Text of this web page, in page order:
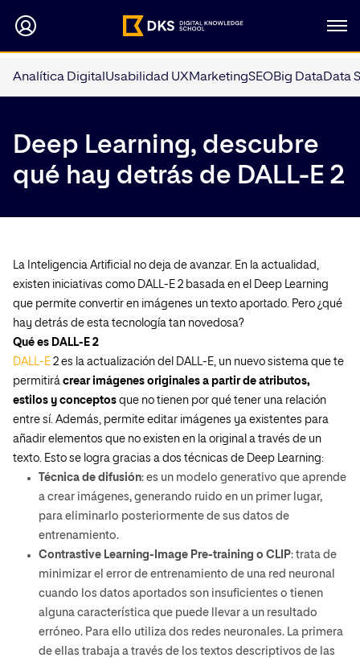
Analítica Digital Usabilidad UXMarketingSEOBig DataData
Deep Learning, descubre
qué hay detrás de DALL-E 2
La Inteligencia Artificial no deja de avanzar. En la actualidad,
existen iniciativas como DALL-E 2 basada en el Deep Learning
que permite convertir en imágenes un texto aportado. Pero ¿qué
hay detrás de esta tecnología tan novedosa?
Qué es DALL-E 2
DALL-E 2 es la actualización del DALL-E, un nuevo sistema que te
permitirá crear imágenes originales a partir de atributos,
estilos y conceptos que no tienen por qué tener una relación
entre sí. Además, permite editar imágenes ya existentes para
añadir elementos que no existen en la original a través de un
texto. Esto se logra gracias a dos técnicas de Deep Learning:
Técnica de difusión: es un modelo generativo que aprende
a crear imágenes, generando ruido en un primer lugar,
para eliminarlo posteriormente de sus datos de
entrenamiento.
Contrastive Learning-Image Pre-training o CLIP: trata de
minimizar el error de entrenamiento de una red neuronal
cuando los datos aportados son insuficientes o tienen
alguna característica que puede llevar a un resultado
erróneo. Para ello utiliza dos redes neuronales. La primera
de ellas trabaja a través de los textos descriptivos de las